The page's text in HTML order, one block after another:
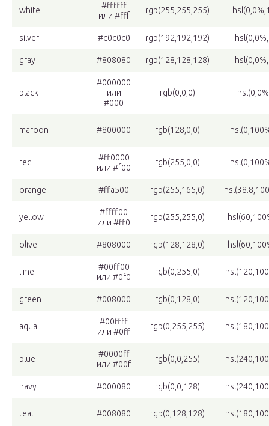
white
#ffffff
или #fff
rgb(255,255,255)
silver #c0c0c0 rgb(192,192,192)
gray #808080 rgb(128,128,128)
black
#000000
или
#000
rgb(0,0,0)
maroon #800000 rgb(128,0,0)
red
#ff0000
или #f00
rgb(255,0,0)
orange #ffa500 rgb(255,165,0)
yellow
#ffff00
или #ff0
rgb(255,255,0)
olive #808000 rgb(128,128,0)
lime
#00ff00
или #0f0
rgb(0,255,0)
green #008000 rgb(0,128,0)
aqua
#00ffff
или #0ff
rgb(0,255,255)
blue
#0000ff
или #00f
rgb(0,0,255)
navy #000080 rgb(0,0,128)
teal #008080 rgb(0,128,128)